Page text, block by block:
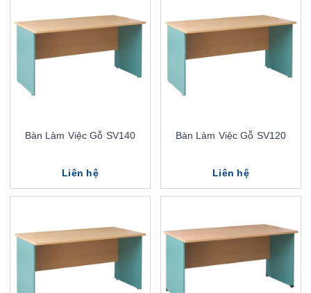
Bàn Làm Việc Gỗ SV140
Liên hệ
Bàn Làm Việc Gỗ SV120
Liên hệ